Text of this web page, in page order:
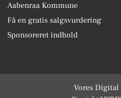
Aabenraa Kommune
Få en gratis salgsvurdering
Sponsoreret indhold
Vores